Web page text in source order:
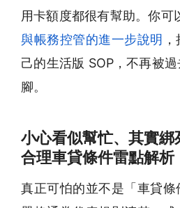
用卡額度都很有幫助。你可
與帳務控管的進一步說明
己的生活版 SOP，不再被
腳。
小心看似幫忙、其實
合理車貸條件雷點解析
真正可怕的並不是「車貸條